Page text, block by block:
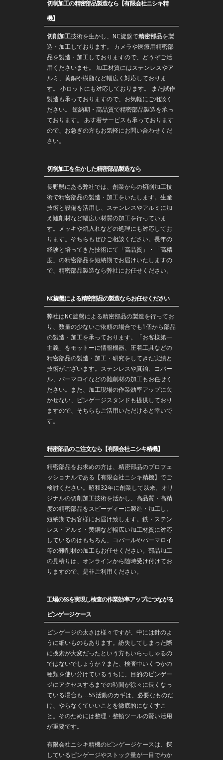
切削加工の精密部品製造なら【有限会社ニシキ精
機】
切削加工技術を生かし、 NC旋盤で精密部品を製
造 ・加工しております。 カメラや医療用精密部
品を製造・加工しておりますので、どうぞご活
用くださいませ。 加工材質にはステンレスやア
ルミ、黄銅や樹脂など幅広く対応しておりま
す。 小ロットにも対応しております。 また試作
製造 も承っておりますので、お気軽にご相談く
ださい。 短納期・高品質で精密部品製造を承っ
ております。 あす着サービスも承っております
ので、お急ぎの方もお気軽にお問い合わせくだ
さい。
切削加工を生かした精密部品製造なら
長野県にある弊社では、創業からの切削加工技
術で精密部品の製造・ 加工をいたします。生産
技術と設備を活用し、ステンレスやアルミに加
え難削材など幅広い材質の加工を行っていま
す。メッキや焼入れなどの処理にも対応してお
ります。そちらもぜひご相談ください。長年の
経験と培ってきた技術にて「高品質」・「高精
度」の精密部品を短納期でお届けいたしますの
で、精密部品製造なら弊社にお任せください。
NC旋盤による精密部品の製造ならお任せください
弊社はNC旋盤による精密部品の製造を行ってお
り、数量の少ないご依頼の場合でも1個から部品
の製造・加工を承っております。「お客様第一
主義」をモットーに情報機器、圧着工具などの
精密部品の製造・ 加工 ・ 研究をしてきた実績と
技術がございます。
ステンレスや真鍮 、コバー
ル、パーマロイなどの難削材の加工もお任せく
ださい。また、加工現場の作業効率アップに欠
かせない、ピンゲージスタンドも提供しており
ますので、そちらもご活用いただけると幸いで
す。
精密部品のご注文なら【有限会社ニシキ精機】
精密部品をお求めの方は、精密部品のプロフェ
ッショナルである【有限会社ニシキ精機】でご
検討ください。昭和32年に創業して以来、オリ
ジナルの切削加工技術を活かし、高品質・高精
度の精密部品をスピーディーに製造・加工し、
短納期でお客様にお届け致します。鉄・ステン
レス・アルミ・黄銅など幅広い加工材質に対応
しているのはもちろん、コバールやパーマロイ
等の難削材の加工もお任せください。部品加工
の見積りは、オンラインから随時受け付けてお
りますので、是非ご利用ください。
工場の5Sを実現し検査の作業効率アップにつながる
ピンゲージケース
ピンゲージの太さは様々ですが、中には針のよ
うに細いものもあります。紛失してしまった際
に捜索が大変だったという方もいらっしゃるの
ではないでしょうか？また、検査中いくつかの
種類を使い分けているうちに、目的のピンゲー
ジにアクセスするまでの時間が徐々に長くなっ
ている場合も…5S活動のカギは、必要なものだ
け、やらなくていいことを徹底的になくすこ
と。そのためには整理・整頓ツールの賢い活用
が重要です。
有限会社ニシキ精機のピンゲージケースは、探
しているピンゲージやストック量が一目でわか